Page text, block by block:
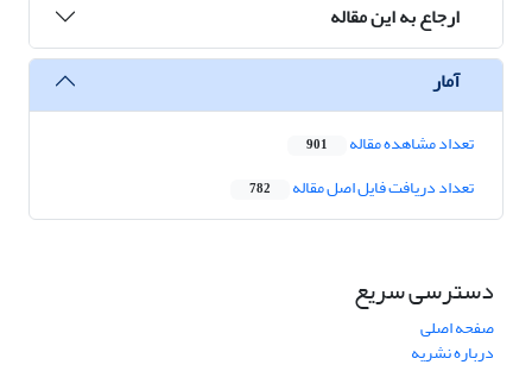
ارجاع به این مقاله
آمار
تعداد مشاهده مقاله 901
تعداد دریافت فایل اصل مقاله 782
دسترسی سریع
صفحه اصلی
درباره نشریه